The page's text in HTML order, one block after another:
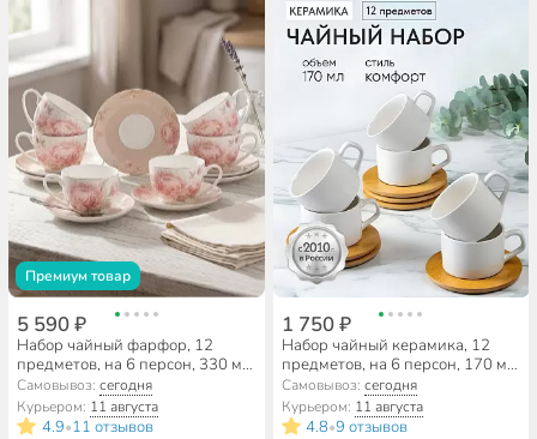
Премиум товар
5 590 ₽
Набор чайный фарфор, 12
предметов, на 6 персон, 330 мл,
Lefard, Астра, 415-2161,
подарочная упаковка
Самовывоз:сегодня
Курьером: 11 августа
4.9•11 отзывов
1 750 ₽
Набор чайный керамика, 12
предметов, на 6 персон, 170 мл,
Y145
Самовывоз: сегодня
Курьером: 11 августа
4.8•9 отзывов